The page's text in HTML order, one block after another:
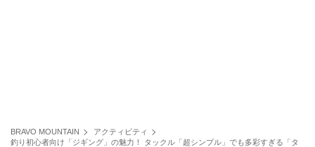
BRAVO MOUNTAIN
アクティビティ
釣り初心者向け「ジギング」の魅力！ タックル「超シンプル」でも多彩すぎる「タ